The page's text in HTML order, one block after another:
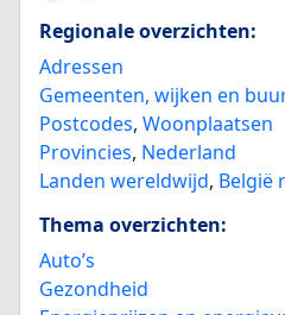
Regionale overzichten:
Adressen
Gemeenten, wijken en
Postcodes, Woonplaatsen
Provincies, Nederland
Landen wereldwijd, België
Thema overzichten:
Auto’s
Gezondheid